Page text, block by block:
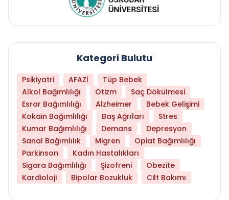
Kategori Bulutu
Psikiyatri AFAZİ
Tüp Bebek
Alkol Bağımlılığı
Otizm
Saç Dökülmesi
Esrar Bağımlılığı
Alzheimer
Bebek Gelişimi
Kokain Bağımlılığı
Baş Ağrıları
Stres
Kumar Bağımlılığı
Demans
Depresyon
Sanal Bağımlılık
Migren
Opiat Bağımlılığı
Parkinson
Kadın Hastalıkları
Sigara Bağımlılığı
Şizofreni
Obezite
Kardioloji
Bipolar Bozukluk Cilt Bakımı